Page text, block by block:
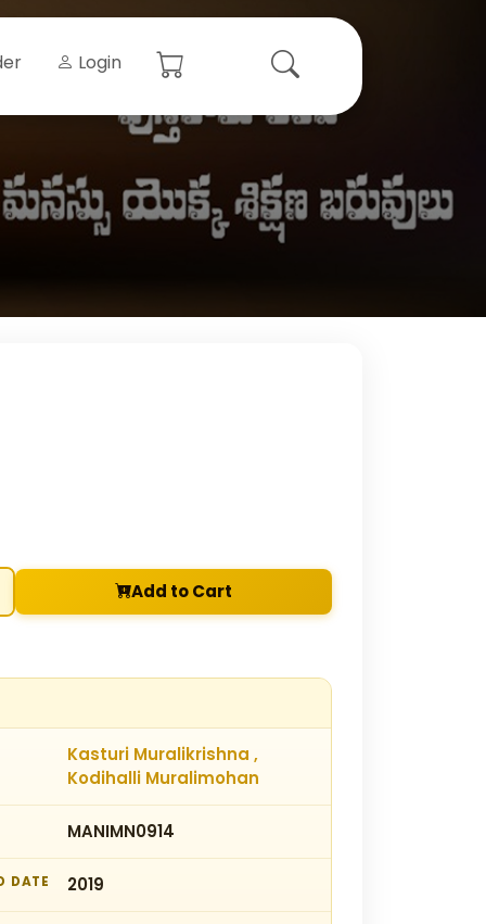
Login
Add to Cart
Kasturi Muralikrishna ,
Kodihalli Muralimohan
MANIMN0914
DATE 2019